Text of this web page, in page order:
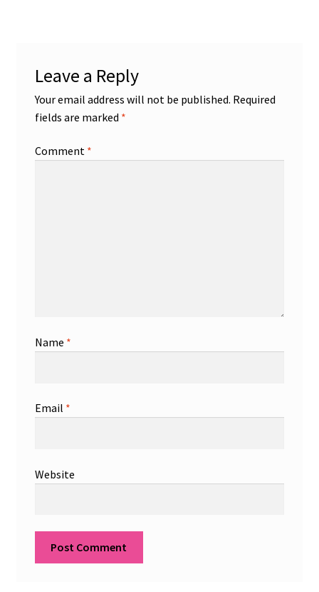
Leave a Reply
Your email address will not be published. Required
fields are marked *
Comment *
Name *
Email *
Website